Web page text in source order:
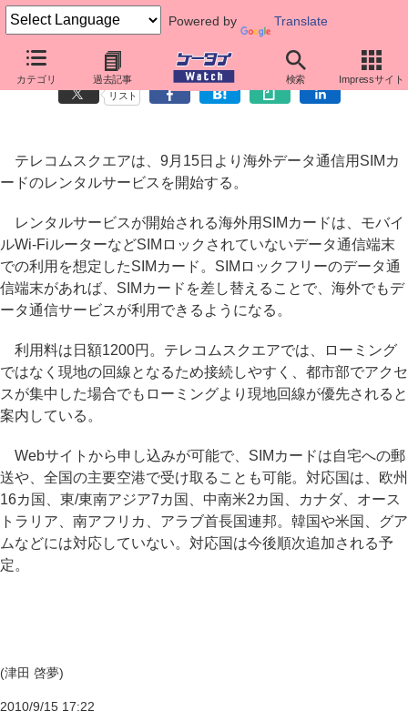
Powered by Translate
カテゴリ 過去記事 検索 Impressサイト
テレコムスクエア、海外データ通信用SIMカードのレンタル開始
リスト
テレコムスクエアは、9月15日より海外データ通信用SIMカ
ードのレンタルサービスを開始する。
レンタルサービスが開始される海外用SIMカードは、モバイ
ルWi-FiルーターなどSIMロックされていないデータ通信端末
での利用を想定したSIMカード。SIMロックフリーのデータ通
信端末があれば、SIMカードを差し替えることで、海外でもデ
ータ通信サービスが利用できるようになる。
利用料は日額1200円。テレコムスクエアでは、ローミング
ではなく現地の回線となるため接続しやすく、都市部でアクセ
スが集中した場合でもローミングより現地回線が優先されると
案内している。
Webサイトから申し込みが可能で、SIMカードは自宅への郵
送や、全国の主要空港で受け取ることも可能。対応国は、欧州
16カ国、東/東南アジア7カ国、中南米2カ国、カナダ、オース
トラリア、南アフリカ、アラブ首長国連邦。韓国や米国、グア
ムなどには対応していない。対応国は今後順次追加される予
定。
(津田 啓夢)
2010/9/15 17:22